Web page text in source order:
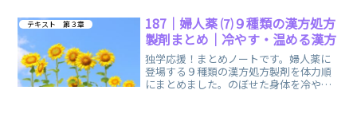
テキスト 第３章
187｜婦人薬 ⑺９種類の漢方処方
製剤まとめ｜冷やす・温める漢方
独学応援！まとめノートです。婦人薬に
登場する９種類の漢方処方製剤を体力順
にまとめました。のぼせた身体を冷やす